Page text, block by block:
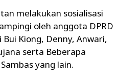
melakukan sosialisasi
oleh anggota DPRD
Kiong, Denny, Anwari,
serta Beberapa
yang lain.